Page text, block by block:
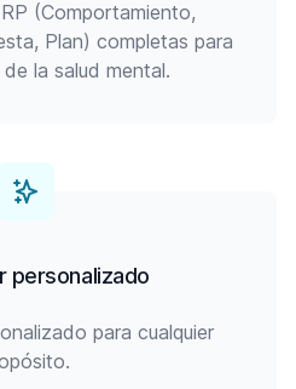
(Comportamiento,
Plan) completas para
la salud mental.
personalizado
para cualquier